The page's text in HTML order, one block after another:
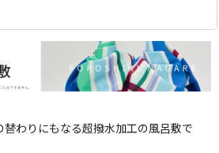
替わりにもなる超撥水加工の風呂敷で